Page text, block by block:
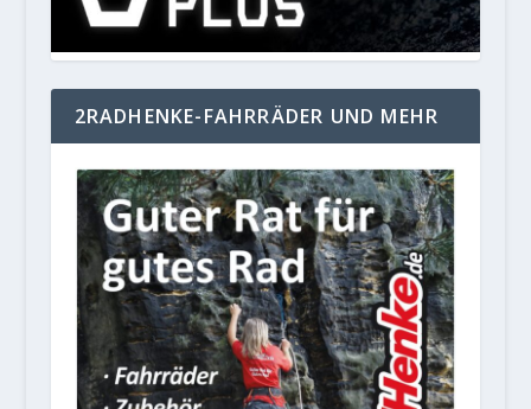
2RADHENKE-FAHRRÄDER UND MEHR